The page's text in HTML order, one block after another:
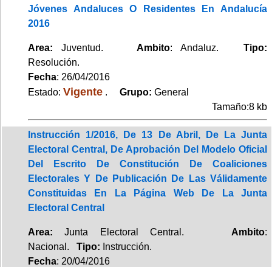
Jóvenes Andaluces O Residentes En Andalucía
2016
Area: Juventud. Ambito: Andaluz.Tipo:
Resolución.
Fecha: 26/04/2016
Estado: Vigente . Grupo: General
Tamaño:8 kb
Instrucción 1/2016, De 13 De Abril, De La Junta
Electoral Central, De Aprobación Del Modelo Oficial
Del Escrito De Constitución De Coaliciones
Electorales Y De Publicación De Las Válidamente
Constituidas En La Página Web De La Junta
Electoral Central
Area: Junta Electoral Central. Ambito:
Nacional. Tipo: Instrucción.
Fecha: 20/04/2016